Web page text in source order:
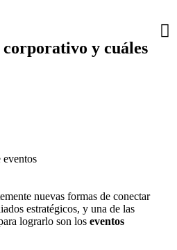
corporativo y cuáles
nuevas formas de conectar
estratégicos, y una de las
lograrlo son los eventos